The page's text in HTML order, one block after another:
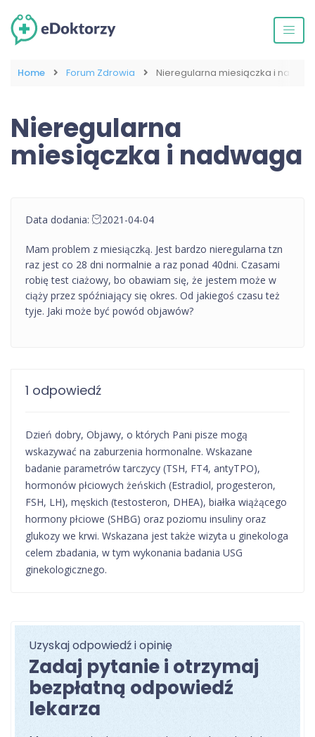
Home Forum Zdrowia Nieregularna miesiączka i
Nieregularna
miesiączka i nadwaga
Data dodania: 2021-04-04
Mam problem z miesiączką. Jest bardzo nieregularna tzn
raz jest co 28 dni normalnie a raz ponad 40dni. Czasami
robię test ciażowy, bo obawiam się, że jestem może w
ciąży przez spóźniający się okres. Od jakiegoś czasu też
tyje. Jaki może być powód objawów?
1 odpowiedź
Dzień dobry, Objawy, o których Pani pisze mogą
wskazywać na zaburzenia hormonalne. Wskazane
badanie parametrów tarczycy (TSH, FT4, antyTPO),
hormonów płciowych żeńskich (Estradiol, progesteron,
FSH, LH), męskich (testosteron, DHEA), białka wiążącego
hormony płciowe (SHBG) oraz poziomu insuliny oraz
glukozy we krwi. Wskazana jest także wizyta u ginekologa
celem zbadania, w tym wykonania badania USG
ginekologicznego.
Uzyskaj odpowiedź i opinię
Zadaj pytanie i otrzymaj
bezpłatną odpowiedź
lekarza